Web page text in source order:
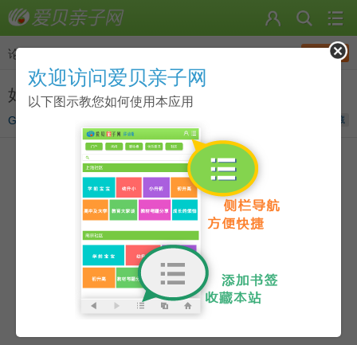
论坛 发帖
如何培养孩子的英语兴趣?
收藏
Glorie
欢迎访问爱贝亲子网
以下图示教您如何使用本应用